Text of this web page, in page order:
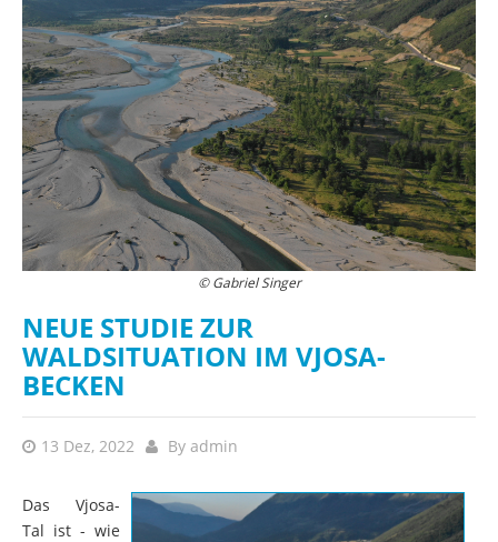
© Gabriel Singer
NEUE STUDIE ZUR
WALDSITUATION IM VJOSA-
BECKEN
13 Dez, 2022 By admin
Das Vjosa-
Tal ist - wie